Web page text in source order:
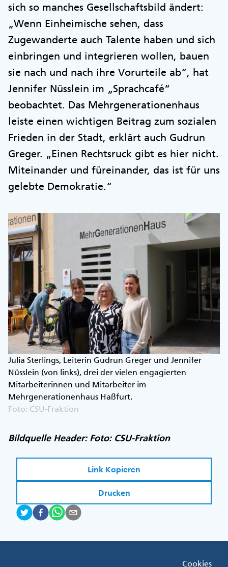
sich so manches Gesellschaftsbild ändert:
„Wenn Einheimische sehen, dass
Zugewanderte auch Talente haben und sich
einbringen und integrieren wollen, bauen
sie nach und nach ihre Vorurteile ab“, hat
Jennifer Nüsslein im „Sprachcafé“
beobachtet. Das Mehrgenerationenhaus
leiste einen wichtigen Beitrag zum sozialen
Frieden in der Stadt, erklärt auch Gudrun
Greger. „Einen Rechtsruck gibt es hier nicht.
Miteinander und füreinander, das ist für uns
gelebte Demokratie.“
Julia Sterlings, Leiterin Gudrun Greger und Jennifer
Nüsslein (von links), drei der vielen engagierten
Mitarbeiterinnen und Mitarbeiter im
Mehrgenerationenhaus Haßfurt.
Foto: CSU-Fraktion
Bildquelle Header: Foto: CSU-Fraktion
Link Kopieren
Drucken
Cookies